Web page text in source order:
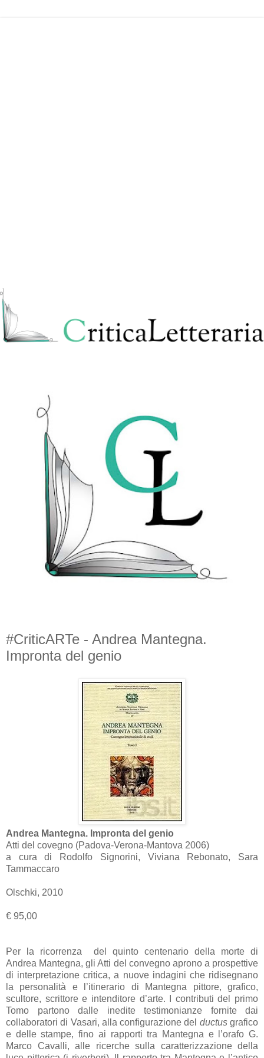
#CriticARTe - Andrea Mantegna.
Impronta del genio
Andrea Mantegna. Impronta del genio
Atti del covegno (Padova-Verona-Mantova 2006)
a cura di Rodolfo Signorini, Viviana Rebonato, Sara
Tammaccaro
Olschki, 2010
€ 95,00
Per la ricorrenza del quinto centenario della morte di
Andrea Mantegna, gli Atti del convegno aprono a prospettive
di interpretazione critica, a nuove indagini che ridisegnano
la personalità e l’itinerario di Mantegna pittore, grafico,
scultore, scrittore e intenditore d’arte. I contributi del primo
Tomo partono dalle inedite testimonianze fornite dai
collaboratori di Vasari, alla configurazione del ductusgrafico
e delle stampe, fino ai rapporti tra Mantegna e l’orafo G.
Marco Cavalli, alle ricerche sulla caratterizzazione della